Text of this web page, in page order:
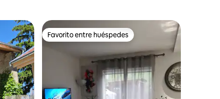
Favorito entre huéspedes
Favorito entre huéspedes